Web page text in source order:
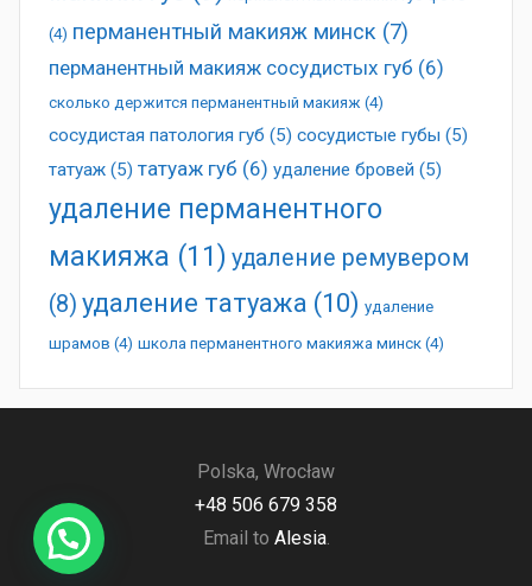
(4) перманентный макияж минск (7)
перманентный макияж сосудистых губ (6)
сколько держится перманентный макияж (4)
сосудистая патология губ (5) сосудистые губы (5)
татуаж (5) татуаж губ (6) удаление бровей (5)
удаление перманентного
макияжа (11) удаление ремувером
(8) удаление татуажа (10) удаление
шрамов (4) школа перманентного макияжа минск (4)
Polska, Wrocław
+48 506 679 358
Email to Alesia.